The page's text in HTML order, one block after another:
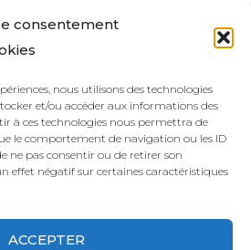
consentement
nous utilisons des technologies
et/ou accéder aux informations des
à ces technologies nous permettra de
le comportement de navigation ou les ID
ne pas consentir ou de retirer son
effet négatif sur certaines caractéristiques
ACCEPTER
: 9h00—17h00
: 11h00–15h00